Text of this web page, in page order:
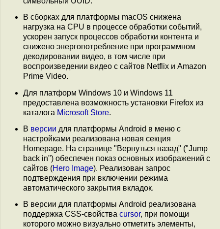
В сборках для платформы macOS снижена
нагрузка на CPU в процессе обработки событий,
ускорен запуск процессов обработки контента и
снижено энергопотребление при программном
декодировании видео, в том числе при
воспроизведении видео с сайтов Netflix и Amazon
Prime Video.
Для платформ Windows 10 и Windows 11
предоставлена возможность установки Firefox из
каталога Microsoft Store.
В версии для платформы Android в меню с
настройками реализована новая секция
Homepage. На странице "Вернуться назад" ("Jump
back in") обеспечен показ основных изображений с
сайтов (Hero Image). Реализован запрос
подтверждения при включении режима
автоматического закрытия вкладок.
В версии для платформы Android реализована
поддержка CSS-свойства cursor, при помощи
которого можно визуально отметить элементы,